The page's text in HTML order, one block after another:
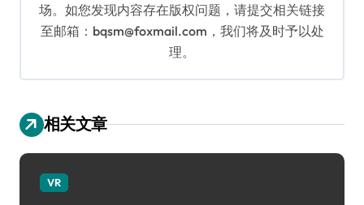
场。如您发现内容存在版权问题，请提交相关链接
至邮箱：bqsm@foxmail.com，我们将及时予以处
理。
相关文章
VR